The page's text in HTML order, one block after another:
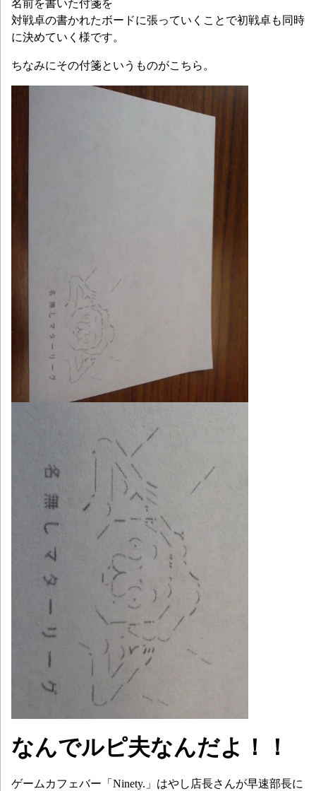
名前を書いた付箋を
対戦卓の書かれたボードに張っていくことで初戦卓も同時
に決めていく様です。
ちなみにその付箋というものがこちら。
なんでルピ夫なんだよ！！
ゲームカフェバー「Ninety.」はやし店長さんが早速部長に